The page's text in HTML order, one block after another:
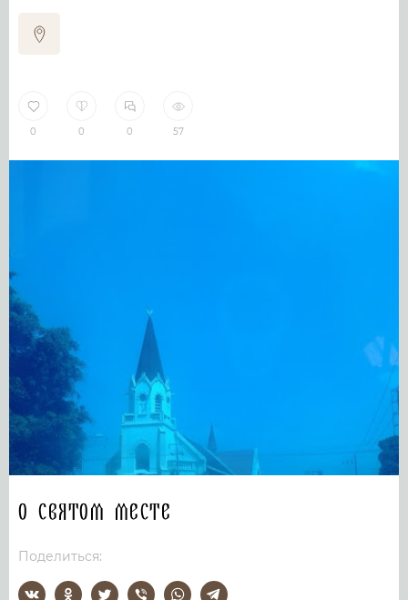
0 0 0 57
О святом месте
Поделиться: